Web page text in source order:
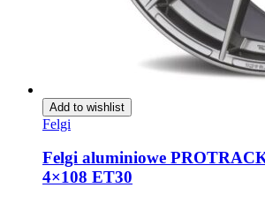
Add to wishlist
Felgi
Felgi aluminiowe
4×108 ET30